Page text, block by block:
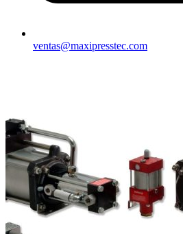
ventas@maxipresstec.com